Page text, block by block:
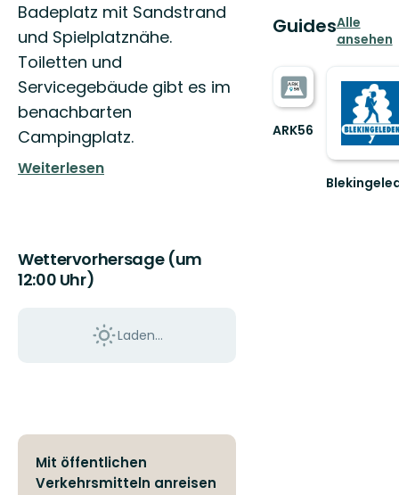
Badeplatz mit Sandstrand
und Spielplatznähe.
Toiletten und
Servicegebäude gibt es im
benachbarten
Campingplatz.
Weiterlesen
Wettervorhersage (um
12:00 Uhr)
Laden...
Mit öffentlichen
Verkehrsmitteln anreisen
GuidesAlle
ansehen
ARK56